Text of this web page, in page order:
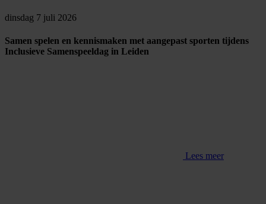
dinsdag 7 juli 2026
Samen spelen en kennismaken met aangepast sporten tijdens
Inclusieve Samenspeeldag in Leiden
Lees meer